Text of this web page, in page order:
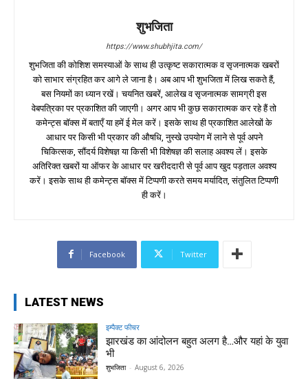
शुभजिता
https://www.shubhjita.com/
शुभजिता की कोशिश समस्याओं के साथ ही उत्कृष्ट सकारात्मक व सृजनात्मक खबरों
को साभार संग्रहित कर आगे ले जाना है। अब आप भी शुभजिता में लिख सकते हैं,
बस नियमों का ध्यान रखें। चयनित खबरें, आलेख व सृजनात्मक सामग्री इस
वेबपत्रिका पर प्रकाशित की जाएगी। अगर आप भी कुछ सकारात्मक कर रहे हैं तो
कमेन्ट्स बॉक्स में बताएँ या हमें ई मेल करें। इसके साथ ही प्रकाशित आलेखों के
आधार पर किसी भी प्रकार की औषधि, नुस्खे उपयोग में लाने से पूर्व अपने
चिकित्सक, सौंदर्य विशेषज्ञ या किसी भी विशेषज्ञ की सलाह अवश्य लें। इसके
अतिरिक्त खबरों या ऑफर के आधार पर खरीददारी से पूर्व आप खुद पड़ताल अवश्य
करें। इसके साथ ही कमेन्ट्स बॉक्स में टिप्पणी करते समय मर्यादित, संतुलित टिप्पणी
ही करें।
Facebook Twitter
LATEST NEWS
इम्पैक्ट फीचर
झारखंड का आंदोलन बहुत अलग है…और यहां के युवा
भी
शुभजिता - August 6, 2026